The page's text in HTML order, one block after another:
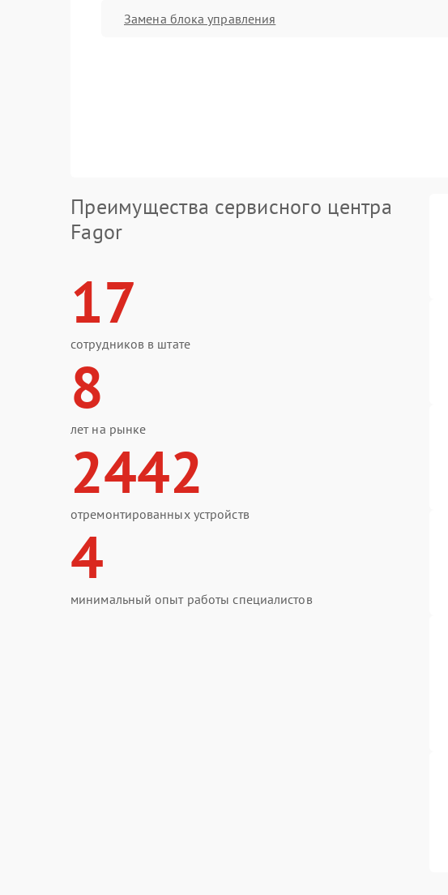
Замена блока управления
Преимущества сервисного центра
Fagor
17
сотрудников в штате
8
лет на рынке
2442
отремонтированных устройств
4
минимальный опыт работы специалистов